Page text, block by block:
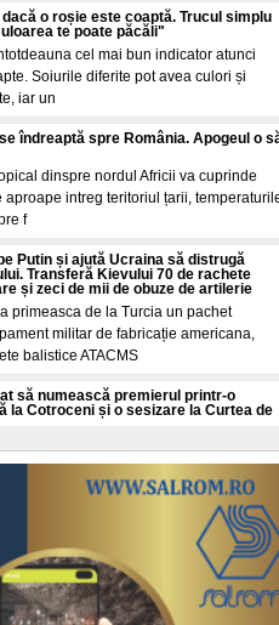
o roșie este coaptă. Trucul simplu
te poate păcăli"
cel mai bun indicator atunci
Soiurile diferite pot avea culori și
iar un
îndreaptă spre România. Apogeul o
dinspre nordul Africii va cuprinde
intreg teritoriul țarii,
f
Putin și ajută Ucraina să distrugă
Transferă Kievului 70 de rachete
și zeci de mii de obuze de artilerie
primeasca de la Turcia un pachet
militar de fabricație americana,
balistice ATACMS
să numească premierul printr-o
la Cotroceni și o sesizare la Curtea de
a sesizat Curtea de Apel
președintelui Nicușor Dan de a
candidat de prim-minis
cu macete din Târgu Jiu. Două
sambata, printre mașinile de pe o
cu macete și spray lacrimogen. Scenele
pe st